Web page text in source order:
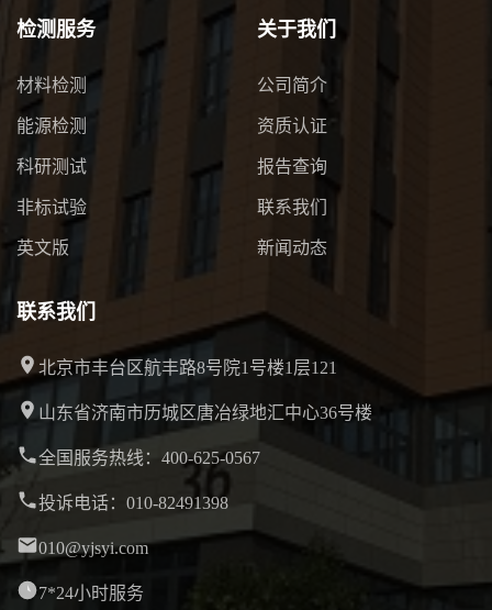
检测服务
材料检测
能源检测
科研测试
非标试验
英文版
关于我们
公司简介
资质认证
报告查询
联系我们
新闻动态
联系我们
北京市丰台区航丰路8号院1号楼1层121
山东省济南市历城区唐冶绿地汇中心36号楼
全国服务热线：400-625-0567
投诉电话：010-82491398
010@yjsyi.com
7*24小时服务